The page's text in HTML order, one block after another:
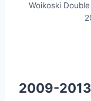
Woikoski
2009-2013